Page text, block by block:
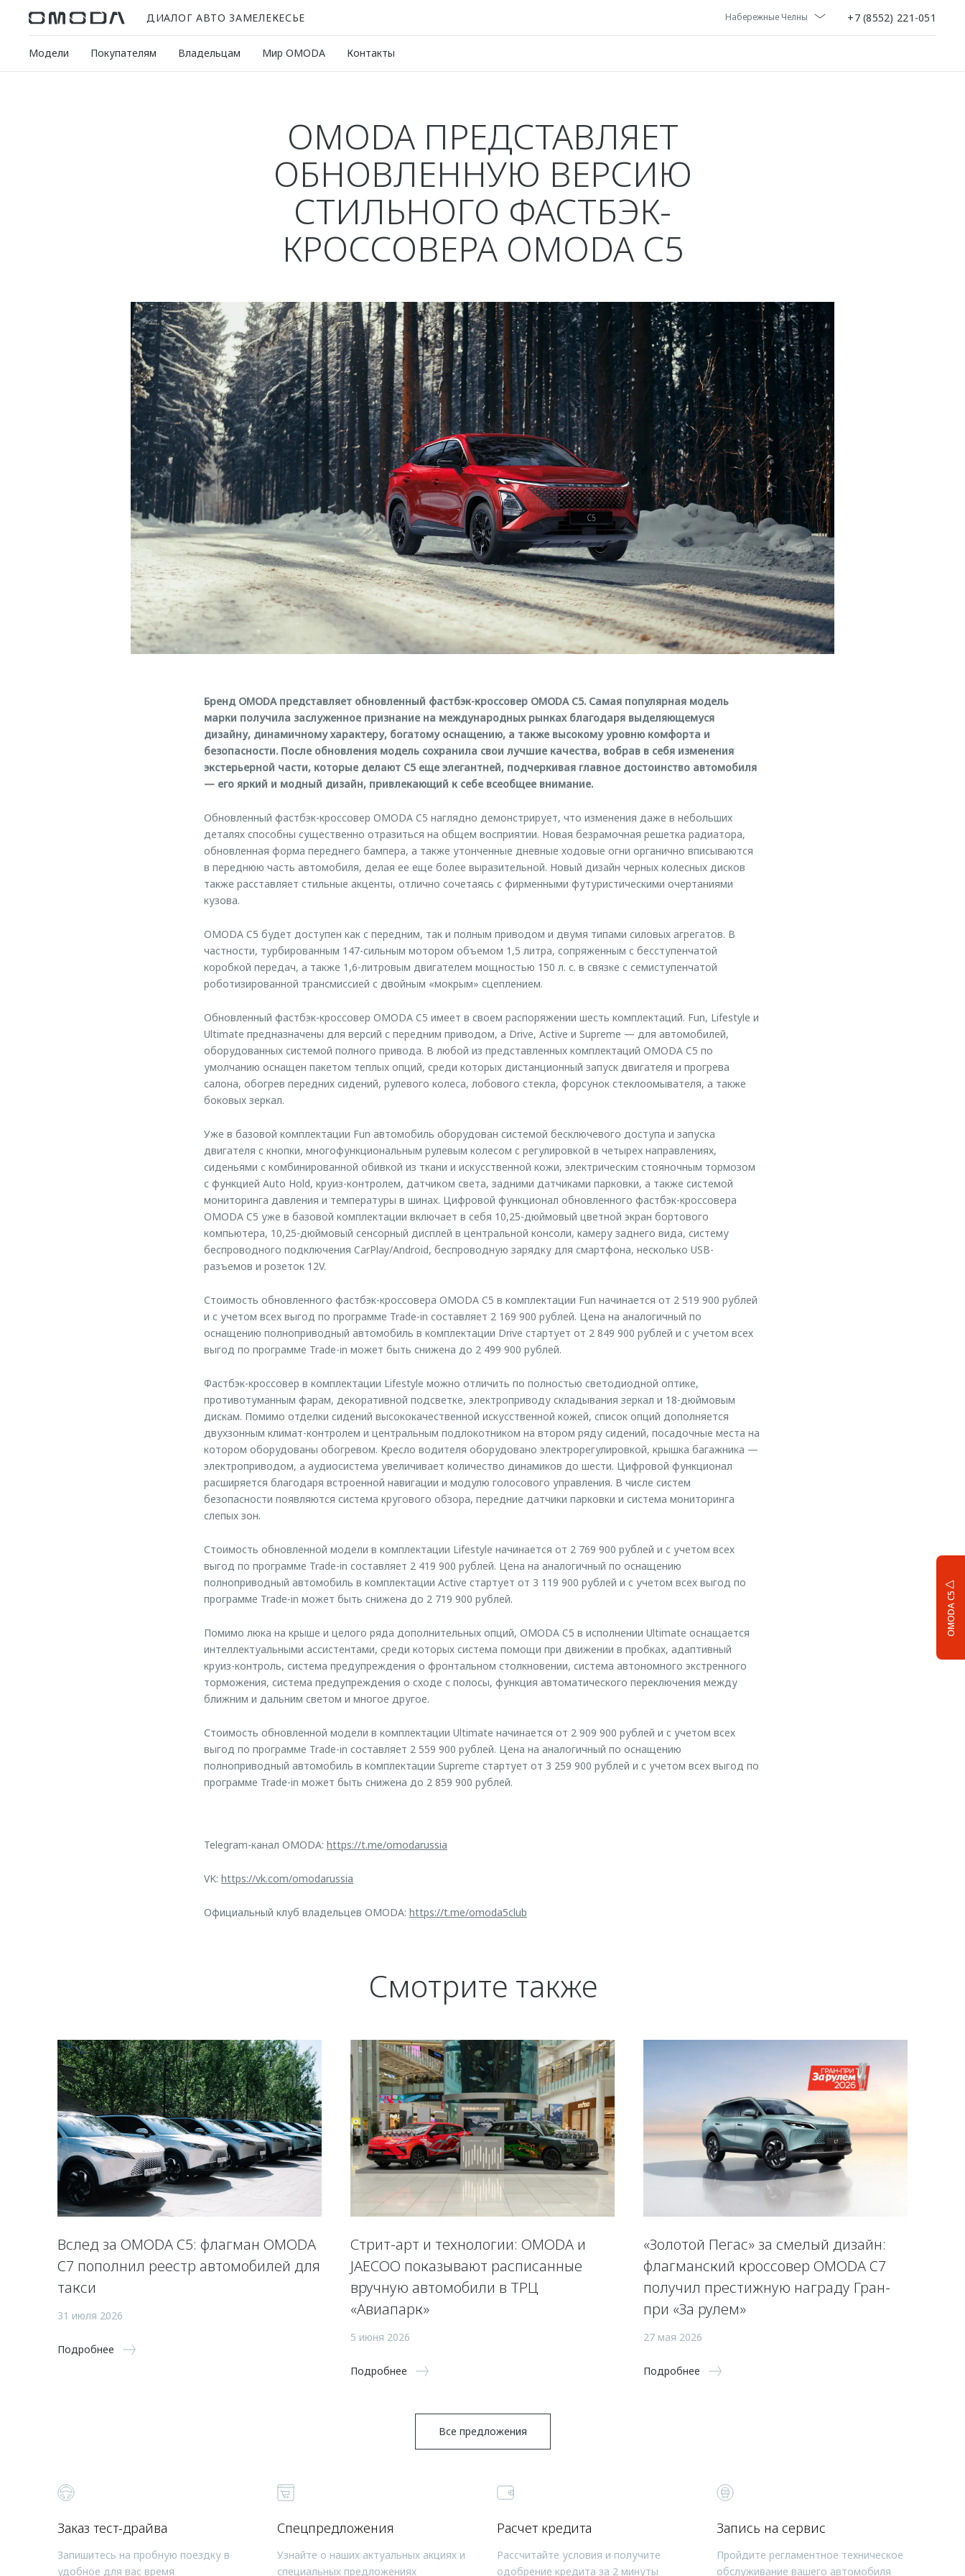
ДИАЛОГ АВТО ЗАМЕЛЕКЕСЬЕ Набережные Челны +7 (8552) 221-051
Модели Покупателям Владельцам Мир OMODA Контакты
OMODA C5
OMODA ПРЕДСТАВЛЯЕТ
ОБНОВЛЕННУЮ ВЕРСИЮ
СТИЛЬНОГО ФАСТБЭК-
КРОССОВЕРА OMODA C5
Бренд OMODA представляет обновленный фастбэк-кроссовер OMODA C5. Самая популярная модель
марки получила заслуженное признание на международных рынках благодаря выделяющемуся
дизайну, динамичному характеру, богатому оснащению, а также высокому уровню комфорта и
безопасности. После обновления модель сохранила свои лучшие качества, вобрав в себя изменения
экстерьерной части, которые делают C5 еще элегантней, подчеркивая главное достоинство автомобиля
— его яркий и модный дизайн, привлекающий к себе всеобщее внимание.
Обновленный фастбэк-кроссовер OMODA C5 наглядно демонстрирует, что изменения даже в небольших
деталях способны существенно отразиться на общем восприятии. Новая безрамочная решетка радиатора,
обновленная форма переднего бампера, а также утонченные дневные ходовые огни органично вписываются
в переднюю часть автомобиля, делая ее еще более выразительной. Новый дизайн черных колесных дисков
также расставляет стильные акценты, отлично сочетаясь с фирменными футуристическими очертаниями
кузова.
OMODA C5 будет доступен как с передним, так и полным приводом и двумя типами силовых агрегатов. В
частности, турбированным 147-сильным мотором объемом 1,5 литра, сопряженным с бесступенчатой
коробкой передач, а также 1,6-литровым двигателем мощностью 150 л. с. в связке с семиступенчатой
роботизированной трансмиссией с двойным «мокрым» сцеплением.
Обновленный фастбэк-кроссовер OMODA C5 имеет в своем распоряжении шесть комплектаций. Fun, Lifestyle и
Ultimate предназначены для версий с передним приводом, а Drive, Active и Supreme — для автомобилей,
оборудованных системой полного привода. В любой из представленных комплектаций OMODA C5 по
умолчанию оснащен пакетом теплых опций, среди которых дистанционный запуск двигателя и прогрева
салона, обогрев передних сидений, рулевого колеса, лобового стекла, форсунок стеклоомывателя, а также
боковых зеркал.
Уже в базовой комплектации Fun автомобиль оборудован системой бесключевого доступа и запуска
двигателя с кнопки, многофункциональным рулевым колесом с регулировкой в четырех направлениях,
сиденьями с комбинированной обивкой из ткани и искусственной кожи, электрическим стояночным тормозом
с функцией Auto Hold, круиз-контролем, датчиком света, задними датчиками парковки, а также системой
мониторинга давления и температуры в шинах. Цифровой функционал обновленного фастбэк-кроссовера
OMODA C5 уже в базовой комплектации включает в себя 10,25-дюймовый цветной экран бортового
компьютера, 10,25-дюймовый сенсорный дисплей в центральной консоли, камеру заднего вида, систему
беспроводного подключения CarPlay/Android, беспроводную зарядку для смартфона, несколько USB-
разъемов и розеток 12V.
Стоимость обновленного фастбэк-кроссовера OMODA C5 в комплектации Fun начинается от 2 519 900 рублей
и с учетом всех выгод по программе Trade-in составляет 2 169 900 рублей. Цена на аналогичный по
оснащению полноприводный автомобиль в комплектации Drive стартует от 2 849 900 рублей и с учетом всех
выгод по программе Trade-in может быть снижена до 2 499 900 рублей.
Фастбэк-кроссовер в комплектации Lifestyle можно отличить по полностью светодиодной оптике,
противотуманным фарам, декоративной подсветке, электроприводу складывания зеркал и 18-дюймовым
дискам. Помимо отделки сидений высококачественной искусственной кожей, список опций дополняется
двухзонным климат-контролем и центральным подлокотником на втором ряду сидений, посадочные места на
котором оборудованы обогревом. Кресло водителя оборудовано электрорегулировкой, крышка багажника —
электроприводом, а аудиосистема увеличивает количество динамиков до шести. Цифровой функционал
расширяется благодаря встроенной навигации и модулю голосового управления. В числе систем
безопасности появляются система кругового обзора, передние датчики парковки и система мониторинга
слепых зон.
Стоимость обновленной модели в комплектации Lifestyle начинается от 2 769 900 рублей и с учетом всех
выгод по программе Trade-in составляет 2 419 900 рублей. Цена на аналогичный по оснащению
полноприводный автомобиль в комплектации Active стартует от 3 119 900 рублей и с учетом всех выгод по
программе Trade-in может быть снижена до 2 719 900 рублей.
Помимо люка на крыше и целого ряда дополнительных опций, OMODA C5 в исполнении Ultimate оснащается
интеллектуальными ассистентами, среди которых система помощи при движении в пробках, адаптивный
круиз-контроль, система предупреждения о фронтальном столкновении, система автономного экстренного
торможения, система предупреждения о сходе с полосы, функция автоматического переключения между
ближним и дальним светом и многое другое.
Стоимость обновленной модели в комплектации Ultimate начинается от 2 909 900 рублей и с учетом всех
выгод по программе Trade-in составляет 2 559 900 рублей. Цена на аналогичный по оснащению
полноприводный автомобиль в комплектации Supreme стартует от 3 259 900 рублей и с учетом всех выгод по
программе Trade-in может быть снижена до 2 859 900 рублей.
Telegram-канал OMODA: https://t.me/omodarussia
VK: https://vk.com/omodarussia
Официальный клуб владельцев OMODA: https://t.me/omoda5club
Смотрите также
Вслед за OMODA C5: флагман OMODA
C7 пополнил реестр автомобилей для
такси
31 июля 2026
Подробнее
Стрит-арт и технологии: OMODA и
JAECOO показывают расписанные
вручную автомобили в ТРЦ
«Авиапарк»
5 июня 2026
Подробнее
«Золотой Пегас» за смелый дизайн:
флагманский кроссовер OMODA C7
получил престижную награду Гран-
при «За рулем»
27 мая 2026
Подробнее
Все предложения
Заказ тест-драйва
Запишитесь на пробную поездку в
удобное для вас время
Спецпредложения
Узнайте о наших актуальных акциях и
специальных предложениях
Расчет кредита
Рассчитайте условия и получите
одобрение кредита за 2 минуты
Запись на сервис
Пройдите регламентное техническое
обслуживание вашего автомобиля